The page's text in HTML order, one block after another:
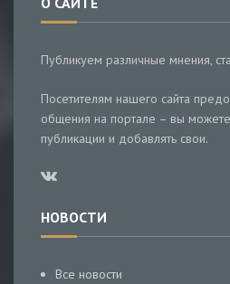
Публикуем различные мнения,
Посетителям нашего сайта
общения на портале – вы
публикации и добавлять свои.
НОВОСТИ
Все новости